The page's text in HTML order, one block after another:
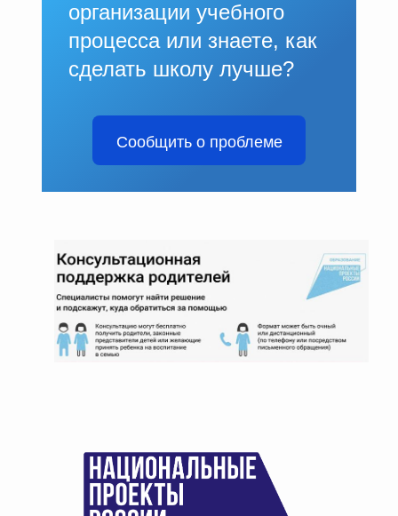
организации учебного
процесса или знаете, как
сделать школу лучше?
Сообщить о проблеме